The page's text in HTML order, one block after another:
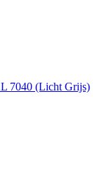
7040 (Licht Grijs)